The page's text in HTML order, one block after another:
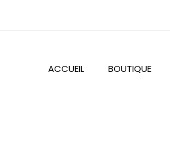
ACCUEIL BOUTIQUE